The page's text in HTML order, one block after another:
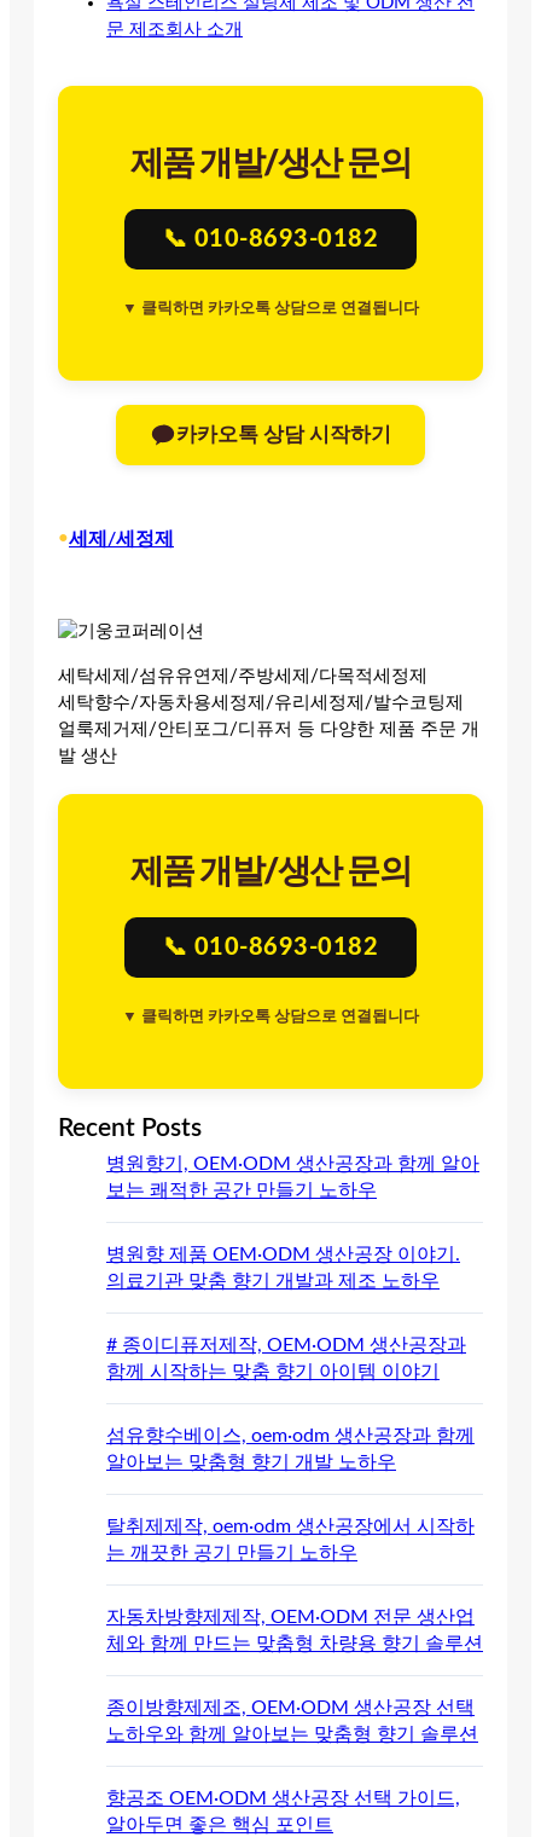
문 제조회사 소개
제품 개발/생산 문의
📞 010-8693-0182
▼ 클릭하면 카카오톡 상담으로 연결됩니다
카카오톡 상담 시작하기
•세제/세정제
세탁세제/섬유유연제/주방세제/다목적세정제
세탁향수/자동차용세정제/유리세정제/발수코팅제
얼룩제거제/안티포그/디퓨저 등 다양한 제품 주문 개
발 생산
제품 개발/생산 문의
📞 010-8693-0182
▼ 클릭하면 카카오톡 상담으로 연결됩니다
Recent Posts
병원향기, OEM·ODM 생산공장과 함께 알아
보는 쾌적한 공간 만들기 노하우
병원향 제품 OEM·ODM 생산공장 이야기.
의료기관 맞춤 향기 개발과 제조 노하우
# 종이디퓨저제작, OEM·ODM 생산공장과
함께 시작하는 맞춤 향기 아이템 이야기
섬유향수베이스, oem·odm 생산공장과 함께
알아보는 맞춤형 향기 개발 노하우
탈취제제작, oem·odm 생산공장에서 시작하
는 깨끗한 공기 만들기 노하우
자동차방향제제작, OEM·ODM 전문 생산업
체와 함께 만드는 맞춤형 차량용 향기 솔루션
종이방향제제조, OEM·ODM 생산공장 선택
노하우와 함께 알아보는 맞춤형 향기 솔루션
향공조 OEM·ODM 생산공장 선택 가이드,
알아두면 좋은 핵심 포인트